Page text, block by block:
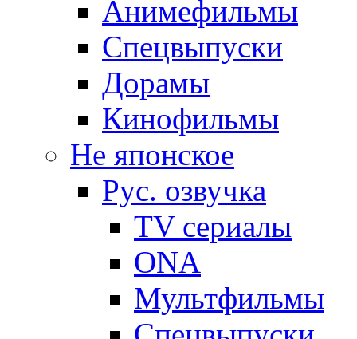
Анимефильмы
Спецвыпуски
Дорамы
Кинофильмы
Не японское
Рус. озвучка
TV сериалы
ONA
Мультфильмы